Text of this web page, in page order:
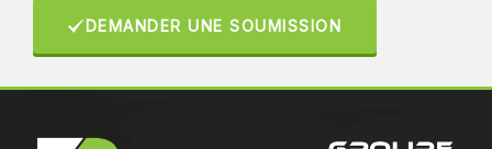
DEMANDER UNE SOUMISSION